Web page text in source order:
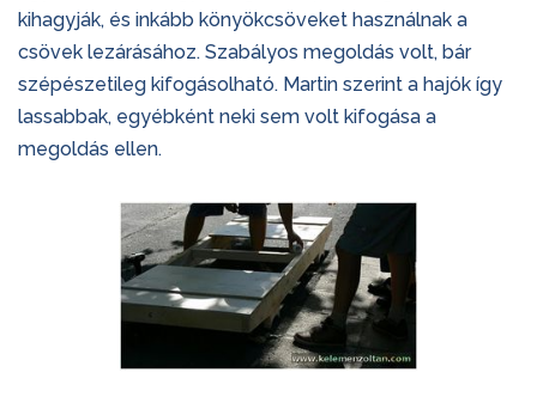
kihagyják, és inkább könyökcsöveket használnak a
csövek lezárásához. Szabályos megoldás volt, bár
szépészetileg kifogásolható. Martin szerint a hajók így
lassabbak, egyébként neki sem volt kifogása a
megoldás ellen.